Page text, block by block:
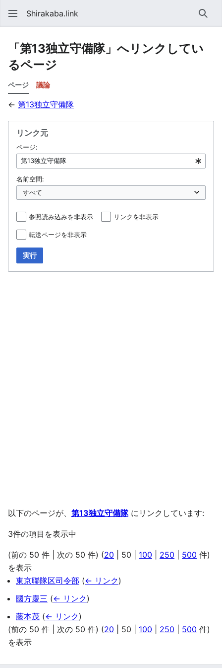
Shirakaba.link 検索
「第13独立守備隊」へリンクしてい
るページ
ページ 議論
← 第13独立守備隊
リンク元
ページ:
名前空間:
参照読み込みを非表示 リンクを非表示
転送ページを非表示
実行
以下のページが、 第13独立守備隊にリンクしています:
3件の項目を表示中
(前の 50 件 次の 50 件) (20 50 100 250 500 件)
を表示
東京聯隊区司令部 (← リンク)
國方慶三 (← リンク)
藤本茂 (← リンク)
(前の 50 件 次の 50 件) (20 50 100 250 500 件)
を表示